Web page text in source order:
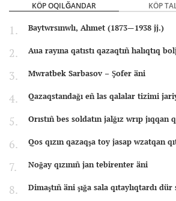
KÖP OQILĞANDAR KÖP
Baytwrsınwlı, Ahmet (1873—1938 jj.)
Aua rayına qatıstı qazaqtıñ halıqtıq
Mwratbek Sarbasov – Şofer äni
Qazaqstandağı eñ las qalalar tizimi
Orıstıñ bes soldatın jalğız wrıp jıqqan
Qos qızın qazaqşa toy jasap wzatqan
Noğay qızınıñ jan tebirenter äni
Dimaştıñ äni şığa sala qıtaylıqtardı